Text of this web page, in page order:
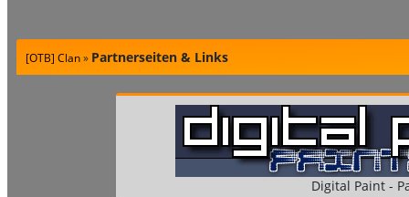
[OTB] Clan» Partnerseiten & Links
Digital Paint -